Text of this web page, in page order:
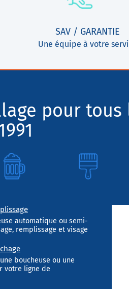
SAV / GARANTIE
Une équipe à votre
pour tous
automatique ou semi-
remplissage et visage
boucheuse ou une
votre ligne de